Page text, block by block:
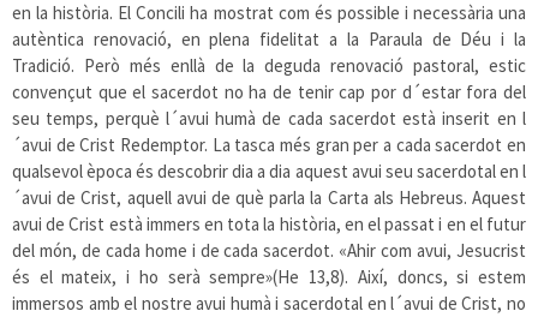
en la història. El Concili ha mostrat com és possible i necessària una
autèntica renovació, en plena fidelitat a la Paraula de Déu i la
Tradició. Però més enllà de la deguda renovació pastoral, estic
convençut que el sacerdot no ha de tenir cap por d´estar fora del
seu temps, perquè l´avui humà de cada sacerdot està inserit en l
´avui de Crist Redemptor. La tasca més gran per a cada sacerdot en
qualsevol època és descobrir dia a dia aquest avui seu sacerdotal en l
´avui de Crist, aquell avui de què parla la Carta als Hebreus. Aquest
avui de Crist està immers en tota la història, en el passat i en el futur
del món, de cada home i de cada sacerdot. «Ahir com avui, Jesucrist
és el mateix, i ho serà sempre»(He 13,8). Així, doncs, si estem
immersos amb el nostre avui humà i sacerdotal en l´avui de Crist, no